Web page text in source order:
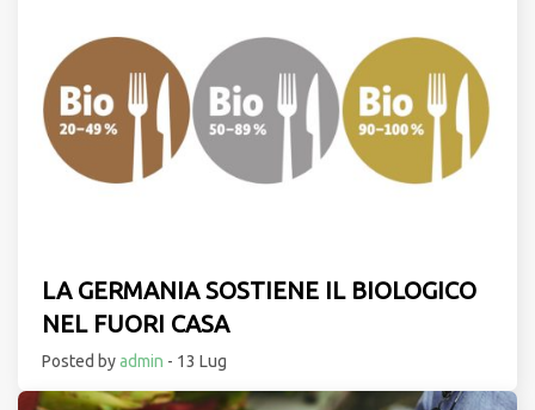
LA GERMANIA SOSTIENE IL BIOLOGICO
NEL FUORI CASA
Posted byadmin - 13 Lug